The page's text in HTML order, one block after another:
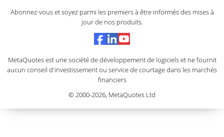
Abonnez-vous et soyez parmi les premiers à être informés des mises à
jour de nos produits.
MetaQuotes est une société de développement de logiciels et ne fournit
aucun conseil d'investissement ou service de courtage dans les marchés
financiers
© 2000-2026, MetaQuotes Ltd